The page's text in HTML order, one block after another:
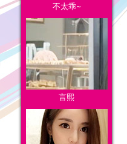
不太乖~
言熙